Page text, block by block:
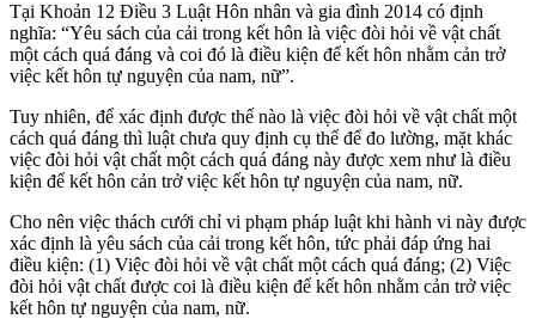
Tại Khoản 12 Điều 3 Luật Hôn nhân và gia đình 2014 có định
nghĩa: “Yêu sách của cải trong kết hôn là việc đòi hỏi về vật chất
một cách quá đáng và coi đó là điều kiện để kết hôn nhằm cản trở
việc kết hôn tự nguyện của nam, nữ”.
Tuy nhiên, để xác định được thế nào là việc đòi hỏi về vật chất một
cách quá đáng thì luật chưa quy định cụ thể để đo lường, mặt khác
việc đòi hỏi vật chất một cách quá đáng này được xem như là điều
kiện để kết hôn cản trở việc kết hôn tự nguyện của nam, nữ.
Cho nên việc thách cưới chỉ vi phạm pháp luật khi hành vi này được
xác định là yêu sách của cải trong kết hôn, tức phải đáp ứng hai
điều kiện: (1) Việc đòi hỏi về vật chất một cách quá đáng; (2) Việc
đòi hỏi vật chất được coi là điều kiện để kết hôn nhằm cản trở việc
kết hôn tự nguyện của nam, nữ.